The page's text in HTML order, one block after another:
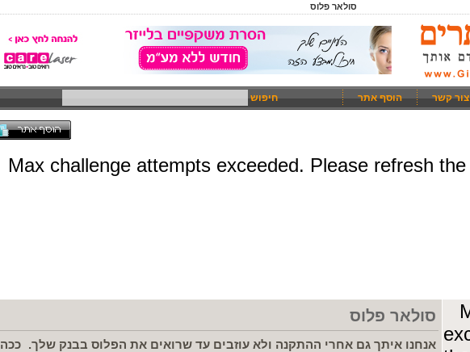
סולאר פלוס
צור קשר הוסף אתר חיפוש
סולאר פלוס
אנחנו איתך גם אחרי ההתקנה ולא עוזבים עד שרואים את הפלוס בבנק שלך. ככה